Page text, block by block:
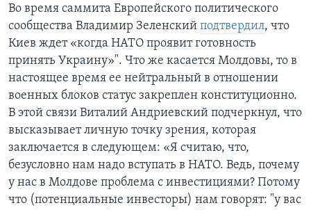
Во время саммита Европейского политического
сообщества Владимир Зеленский подтвердил, что
Киев ждет «когда НАТО проявит готовность
принять Украину»". Что же касается Молдовы, то в
настоящее время ее нейтральный в отношении
военных блоков статус закреплен конституционно.
В этой связи Виталий Андриевский подчеркнул, что
высказывает личную точку зрения, которая
заключается в следующем: «Я считаю, что,
безусловно нам надо вступать в НАТО. Ведь, почему
у нас в Молдове проблема с инвестициями? Потому
что (потенциальные инвесторы) нам говорят: "у вас